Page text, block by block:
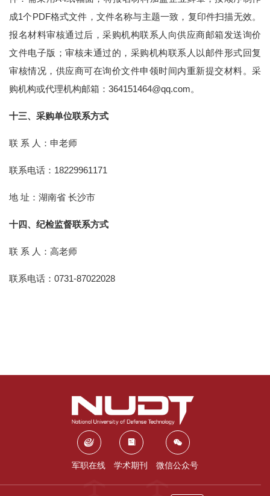
成1个PDF格式文件，文件名称与主题一致，复印件扫描无效。
报名材料审核通过后，采购机构联系人向供应商邮箱发送询价
文件电子版；审核未通过的，采购机构联系人以邮件形式回复
审核情况，供应商可在询价文件申领时间内重新提交材料。采
购机构或代理机构邮箱：364151464@qq.com。
十三、采购单位联系方式
联 系 人：申老师
联系电话：18229961171
地 址：湖南省 长沙市
十四、纪检监督联系方式
联 系 人：高老师
联系电话：0731-87022028
军职在线 学术期刊 微信公众号